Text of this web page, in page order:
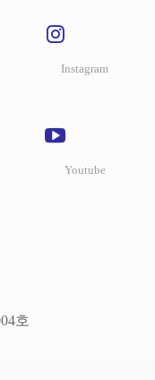
Instagram
Youtube
호